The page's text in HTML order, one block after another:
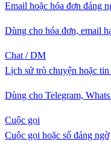
Email hoặc hóa đơn đáng
Dùng cho hóa đơn, email
Chat / DM
Lịch sử trò chuyện hoặc
Dùng cho Telegram,
Cuộc gọi
Cuộc gọi hoặc số đáng ngờ